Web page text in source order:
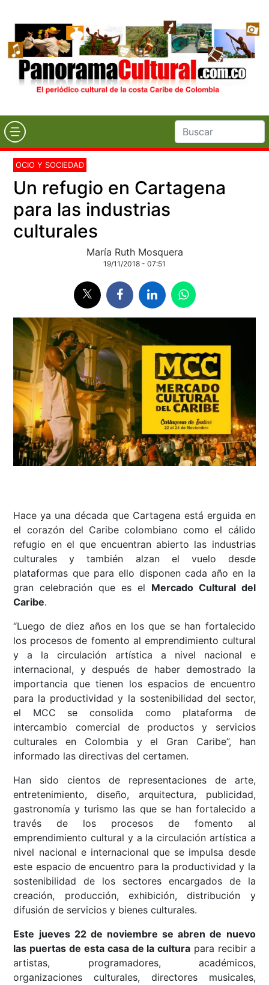
OCIO Y SOCIEDAD
Un refugio en Cartagena
para las industrias
culturales
María Ruth Mosquera
19/11/2018 - 07:51
Hace ya una década que Cartagena está erguida en
el corazón del Caribe colombiano como el cálido
refugio en el que encuentran abierto las industrias
culturales y también alzan el vuelo desde
plataformas que para ello disponen cada año en la
gran celebración que es el Mercado Cultural del
Caribe.
“Luego de diez años en los que se han fortalecido
los procesos de fomento al emprendimiento cultural
y a la circulación artística a nivel nacional e
internacional, y después de haber demostrado la
importancia que tienen los espacios de encuentro
para la productividad y la sostenibilidad del sector,
el MCC se consolida como plataforma de
intercambio comercial de productos y servicios
culturales en Colombia y el Gran Caribe”, han
informado las directivas del certamen.
Han sido cientos de representaciones de arte,
entretenimiento, diseño, arquitectura, publicidad,
gastronomía y turismo las que se han fortalecido a
través de los procesos de fomento al
emprendimiento cultural y a la circulación artística a
nivel nacional e internacional que se impulsa desde
este espacio de encuentro para la productividad y la
sostenibilidadde los sectores encargados de la
creación, producción, exhibición, distribución y
difusión de servicios y bienes culturales.
Este jueves 22 de noviembre se abren de nuevo
las puertas de esta casa de la cultura para recibir a
artistas, programadores, académicos,
organizaciones culturales, directores musicales,